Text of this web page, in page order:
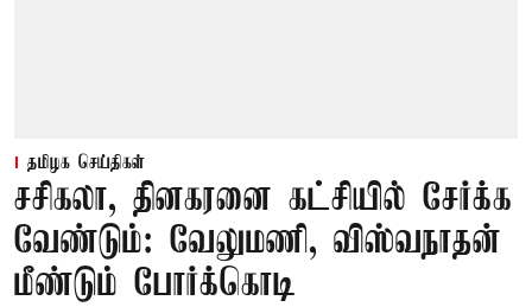
தமிழக செய்திகள்
சசிகலா, தினகரனை கட்சியில் சேர்க்க
வேண்டும்: வேலுமணி, விஸ்வநாதன்
மீண்டும் போர்க்கொடி